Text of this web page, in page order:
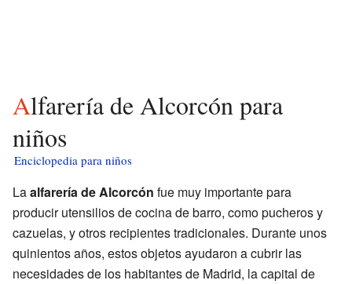
Alfarería de Alcorcón para
niños
Enciclopedia para niños
Laalfarería de Alcorcón fue muy importante para
producir utensilios de cocina de barro, como pucheros y
cazuelas, y otros recipientes tradicionales. Durante unos
quinientos años, estos objetos ayudaron a cubrir las
necesidades de los habitantes de Madrid, la capital de